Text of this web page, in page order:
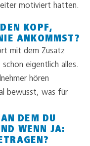
motiviert hatten.
KOPF,
ANKOMMST?
mit dem Zusatz
eigentlich alles.
hören
bewusst, was für
DEM DU
WENN JA: